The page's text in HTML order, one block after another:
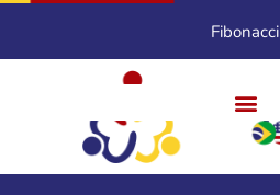
Fibonacci